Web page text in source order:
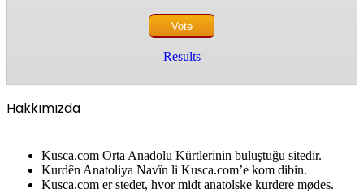
Results
Hakkımızda
Kusca.com Orta Anadolu Kürtlerinin buluştuğu sitedir.
Kurdên Anatoliya Navîn li Kusca.com’e kom dibin.
Kusca.com er stedet, hvor midt anatolske kurdere mødes.